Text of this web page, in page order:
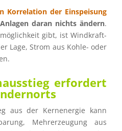
Korre­la­tion der Einspei­sung
daran nichts ändern.
gibt, ist Windkraft­
Lage, Strom aus Kohle- oder
erfor­dert
aus der Kernener­gie kann
Mehrerzeu­gung aus